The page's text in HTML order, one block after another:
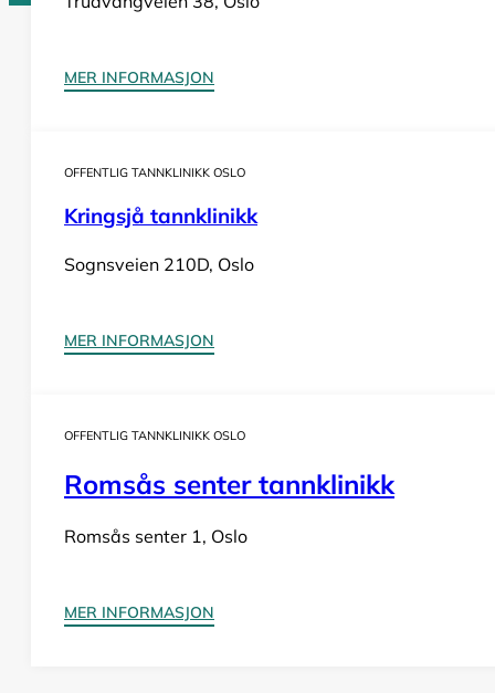
MER INFORMASJON
OFFENTLIG TANNKLINIKK OSLO
Kringsjå tannklinikk
Sognsveien 210D, Oslo
MER INFORMASJON
OFFENTLIG TANNKLINIKK OSLO
Romsås senter tannklinikk
Romsås senter 1, Oslo
MER INFORMASJON
Design og utvikling avNowhere